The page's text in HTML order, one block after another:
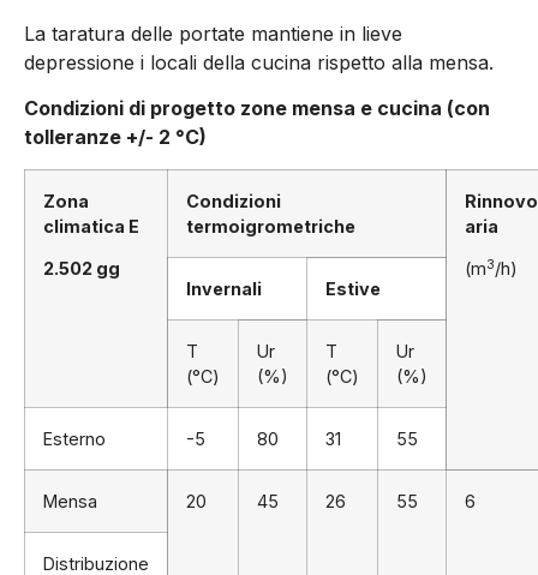
La taratura delle portate mantiene in lieve
depressione i locali della cucina rispetto alla mensa.
Condizioni di progetto zone mensa e cucina (con
tolleranze +/- 2 °C)
Zona
climatica E
2.502 gg
Condizioni
termoigrometriche
Rinnovo
aria
(m3/h)
Invernali
Estive
T
(°C)
Ur
(%)
T
(°C)
Ur
(%)
Esterno -5 80 31 55
Mensa 20 45 26 55 6
Distribuzione